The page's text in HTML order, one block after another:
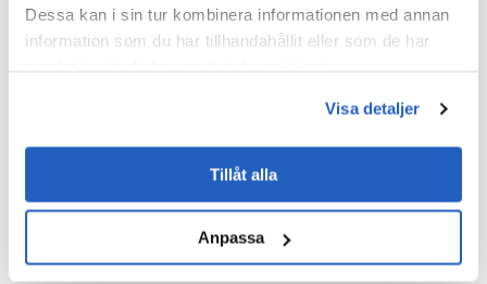
Dessa kan i sin tur kombinera informationen med annan
information som du har tillhandahållit eller som de har
Visa detaljer
Tillåt alla
Anpassa
VISA MER
Läs Mer Om Våra SAP-tjänster
FÅ DETALJER